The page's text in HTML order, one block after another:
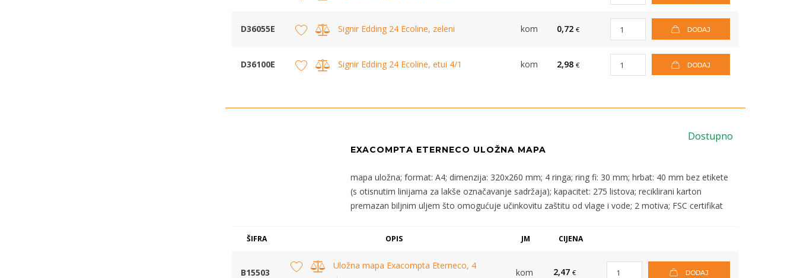
D36055E Signir Edding 24 Ecoline, zeleni kom 0,72 € DODAJ
D36100E Signir Edding 24 Ecoline, etui 4/1 kom 2,98 € DODAJ
Dostupno
EXACOMPTA ETERNECO ULOŽNA MAPA
mapa uložna; format: A4; dimenzija: 320x260 mm; 4 ringa; ring fi: 30 mm; hrbat: 40 mm bez etikete
(s otisnutim linijama za lakše označavanje sadržaja); kapacitet: 275 listova; reciklirani karton
premazan biljnim uljem što omogućuje učinkovitu zaštitu od vlage i vode; 2 motiva; FSC certifikat
ŠIFRA OPIS JM CIJENA
B15503
Uložna mapa Exacompta Eterneco, 4
kom 2,47 € DODAJ